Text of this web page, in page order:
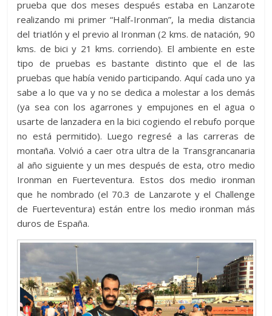
prueba que dos meses después estaba en Lanzarote
realizando mi primer “Half-Ironman”, la media distancia
del triatlón y el previo al Ironman (2 kms. de natación, 90
kms. de bici y 21 kms. corriendo). El ambiente en este
tipo de pruebas es bastante distinto que el de las
pruebas que había venido participando. Aquí cada uno ya
sabe a lo que va y no se dedica a molestar a los demás
(ya sea con los agarrones y empujones en el agua o
usarte de lanzadera en la bici cogiendo el rebufo porque
no está permitido). Luego regresé a las carreras de
montaña. Volvió a caer otra ultra de la Transgrancanaria
al año siguiente y un mes después de esta, otro medio
Ironman en Fuerteventura. Estos dos medio ironman
que he nombrado (el 70.3 de Lanzarote y el Challenge
de Fuerteventura) están entre los medio ironman más
duros de España.